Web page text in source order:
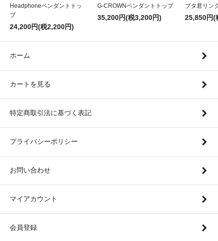
Headphoneペンダントトッ
プ
24,200円(税2,200円)
G-CROWNペンダントトップ
35,200円(税3,200円)
ブタ君リン
25,850円(
ホーム
カートを見る
特定商取引法に基づく表記
プライバシーポリシー
お問い合わせ
マイアカウント
会員登録